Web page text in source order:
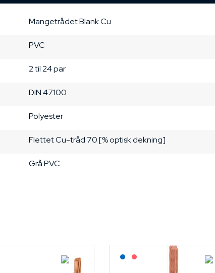
MangetrådetBlank Cu
PVC
2 til 24 par
DIN 47.100
Polyester
Flettet Cu-tråd 70 [% optisk dekning]
Grå PVC
Lagerført: NEK Kabel
På forespørsel